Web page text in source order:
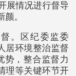
展情况进行督导
。
。区纪委监委
居环境整治监督
势，整合监督力
理等关键环节开